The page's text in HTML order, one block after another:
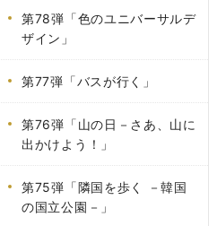
第78弾「色のユニバーサルデ
ザイン」
第77弾「バスが行く」
第76弾「山の日－さあ、山に
出かけよう！」
第75弾「隣国を歩く －韓国
の国立公園－」